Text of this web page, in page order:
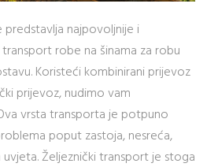
najpovoljnije i
robe na šinama za robu
Koristeći kombinirani prijevoz
prijevoz, nudimo vam
vrsta transporta je potpuno
poput zastoja, nesreća,
Željeznički transport je stoga